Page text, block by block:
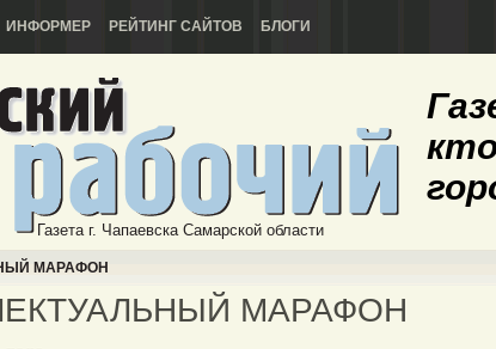
ИНФОРМЕР РЕЙТИНГ САЙТОВ БЛОГИ
Газета г. Чапаевска Самарской области
МАРАФОН
МАРАФОН